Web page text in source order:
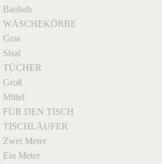
Baobab
WÄSCHEKÖRBE
Gras
Sisal
TÜCHER
Groß
Mittel
FÜR DEN TISCH
TISCHLÄUFER
Zwei Meter
Ein Meter